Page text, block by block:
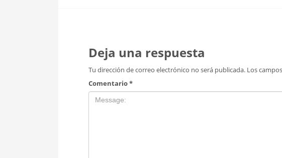
Deja una respuesta
Tu dirección de correo electrónico no será publicada. Los
Comentario*